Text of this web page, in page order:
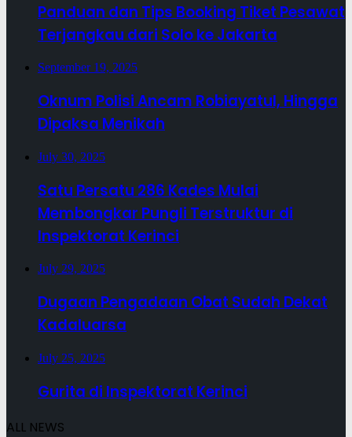
Panduan dan Tips Booking Tiket Pesawat
Terjangkau dari Solo ke Jakarta
September 19, 2025
Oknum Polisi Ancam Robiayatul, Hingga
Dipaksa Menikah
July 30, 2025
Satu Persatu 286 Kades Mulai
Membongkar Pungli Terstruktur di
Inspektorat Kerinci
July 29, 2025
Dugaan Pengadaan Obat Sudah Dekat
Kadaluarsa
July 25, 2025
Gurita di Inspektorat Kerinci
ALL NEWS